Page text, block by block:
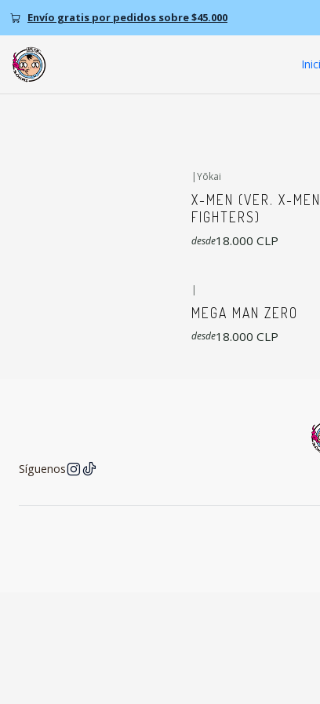
Envío gratis por pedidos sobre $45.000
|Yōkai
X-MEN (VER. X-
FIGHTERS)
desde18.000 CLP
|
MEGA MAN ZERO
desde18.000 CLP
Síguenos